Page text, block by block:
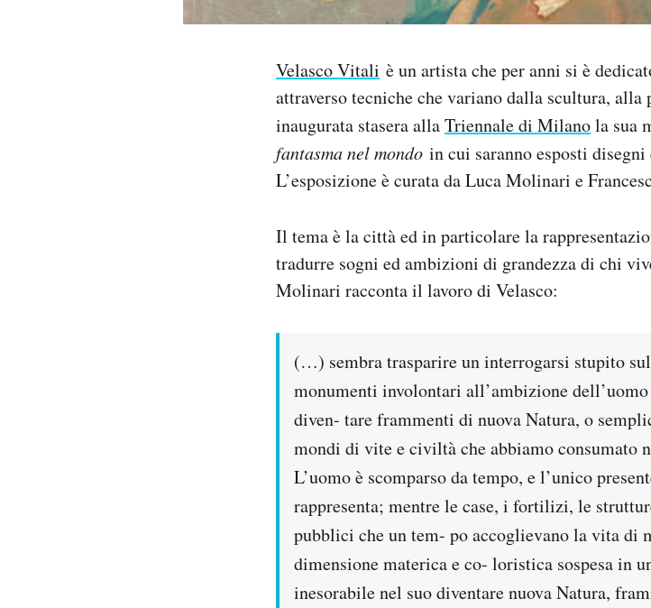
Velasco Vitali è un artista che per anni si è
attraverso tecniche che variano dalla scultura,
inaugurata stasera allaTriennale di Milanola sua
fantasma nel mondo in cui saranno esposti
L’esposizione è curata da Luca Molinari e
Il tema è la città ed in particolare la
tradurre sogni ed ambizioni di grandezza di chi
Molinari racconta il lavoro di Velasco:
(…) sembra trasparire un interrogarsi stupito
monumenti involontari all’ambizione
diven- tare frammenti di nuova Natura, o
mondi di vite e civiltà che abbiamo consumato
L’uomo è scomparso da tempo, e l’unico
rappresenta; mentre le case, i fortilizi, le
pubblici che un tem- po accoglievano la vita di
dimensione materica e co- loristica sospesa in
inesorabile nel suo diventare nuova Natura,